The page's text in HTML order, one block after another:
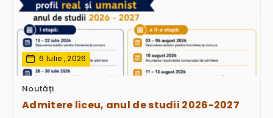
6 Iulie , 2026
Noutăți
Admitere liceu, anul de studii 2026-2027